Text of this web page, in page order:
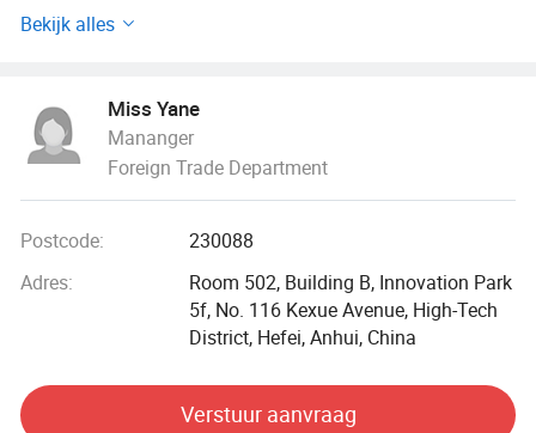
Indonesië, Maleisië, Filipijnen Zuid-Koreaand Japan etc.
nu zijn we vastbesloten om de internationale markt verder
te ontwikkelen en ernaar te streven de belangrijkste
hadden samengewerkt en hebben een lange termijn relatie
met veel beroemde staalfabrieken. Naast
ammoniumsulfaat hebben we ook andere meststoffen in
de handel genomen, zoals ureum, ammoniumchloride,
zwavel etc met goede kwaliteit.
Bekijk alles
Miss Yane
Mananger
Foreign Trade Department
Postcode:
230088
Adres:
Room 502, Building B, Innovation Park
5f, No. 116 Kexue Avenue, High-Tech
District, Hefei, Anhui, China
Verstuur aanvraag